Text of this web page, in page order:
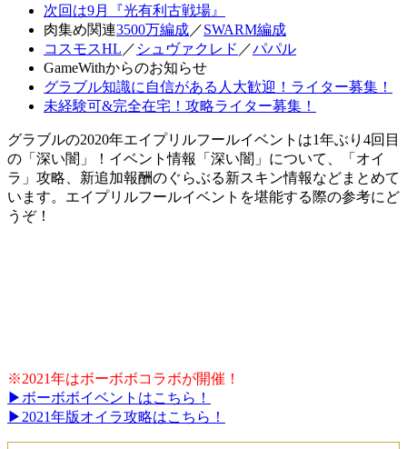
次回は9月『光有利古戦場』
肉集め関連3500万編成／SWARM編成
コスモスHL ／ シュヴァクレド ／パパル
GameWithからのお知らせ
グラブル知識に自信がある人大歓迎！ライター募集！
未経験可&完全在宅！攻略ライター募集！
グラブルの2020年エイプリルフールイベントは1年ぶり4回目
の「深い闇」！イベント情報「深い闇」について、「オイ
ラ」攻略、新追加報酬のぐらぶる新スキン情報などまとめて
います。エイプリルフールイベントを堪能する際の参考にど
うぞ！
※2021年はボーボボコラボが開催！
▶ボーボボイベントはこちら！
▶2021年版オイラ攻略はこちら！